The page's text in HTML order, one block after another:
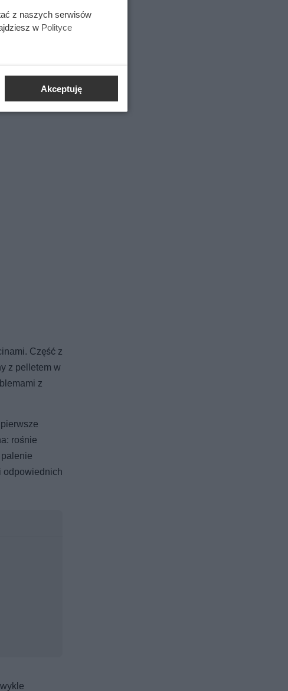
zapalić się
Część z
z pelletem w
z
rośnie
odpowiednich
z naszych serwisów
w Polityce
Akceptuję